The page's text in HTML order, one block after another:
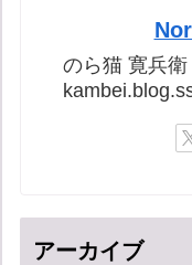
のら猫 寛兵
アーカイブ